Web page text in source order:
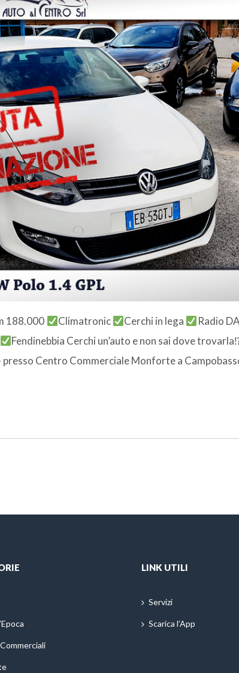
188.000 Climatronic Cerchi in lega
Radio
Fendinebbia Cerchi un’auto e non sai dove
presso Centro Commerciale Monforte a
LINK UTILI
Servizi
Scarica l’App